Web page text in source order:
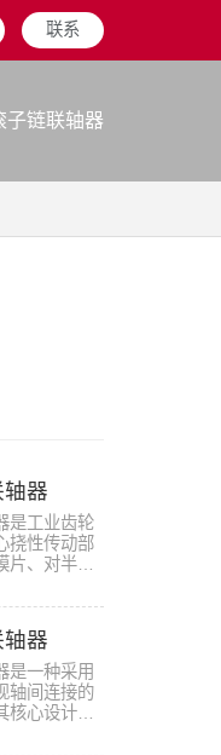
联系
子链联轴器
器
是工业齿轮
挠性传动部
、对半联
器
是一种采用
轴间连接的
心设计理